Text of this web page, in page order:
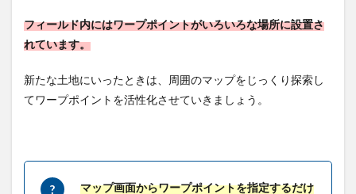
フィールド内にはワープポイントがいろいろな場所に設置さ
れています。
新たな土地にいったときは、周囲のマップをじっくり探索し
てワープポイントを活性化させていきましょう。
マップ画面からワープポイントを指定するだけ